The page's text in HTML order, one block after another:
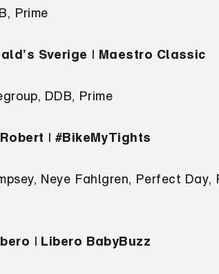
Prime
Sverige I Maestro Classic
DDB, Prime
I #BikeMyTights
Neye Fahlgren, Perfect Day,
I Libero BabyBuzz